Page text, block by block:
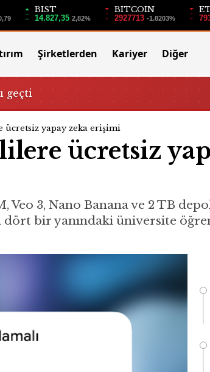
BIST
14.827,35 2,82%
BITCOIN
2927713 -1.8203%
Şirketlerden Kariyer Diğer
geçti
ücretsiz yapay zeka erişimi
ücretsiz
3, Nano Banana ve 2 TB
dört bir yanındaki üniversite